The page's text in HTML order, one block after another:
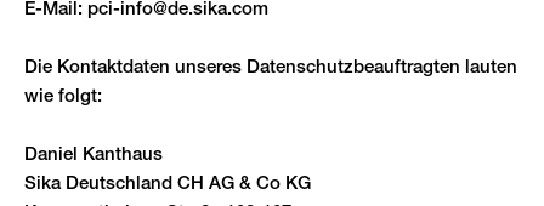
E-Mail: pci-info@de.sika.com
Die Kontaktdaten unseres Datenschutzbeauftragten lauten
wie folgt:
Daniel Kanthaus
Sika Deutschland CH AG & Co KG